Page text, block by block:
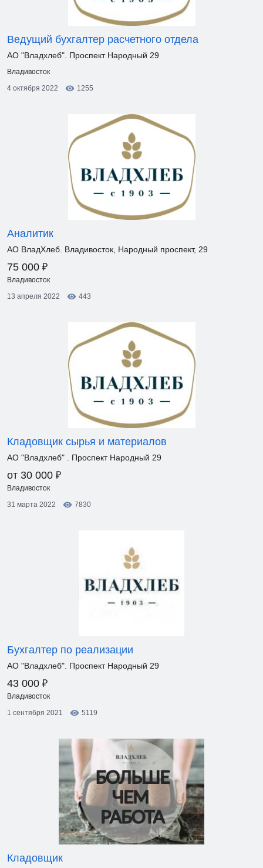
Ведущий бухгалтер расчетного отдела
АО "Владхлеб". Проспект Народный 29
Владивосток
4 октября 2022
1255
Аналитик
АО ВладХлеб. Владивосток, Народный проспект, 29
75 000 ₽
Владивосток
13 апреля 2022
443
Кладовщик сырья и материалов
АО "Владхлеб" . Проспект Народный 29
от 30 000 ₽
Владивосток
31 марта 2022
7830
Бухгалтер по реализации
АО "Владхлеб". Проспект Народный 29
43 000 ₽
Владивосток
1 сентября 2021
5119
Кладовщик